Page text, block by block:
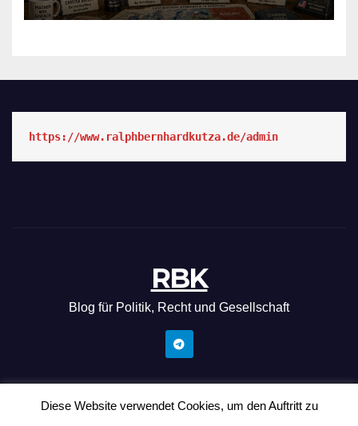
https://www.ralphbernhardkutza.de/admin
RBK
Blog für Politik, Recht und Gesellschaft
Mit Stolz präsentiert von WordPress|Theme: News Hunt von
Diese Website verwendet Cookies, um den Auftritt zu